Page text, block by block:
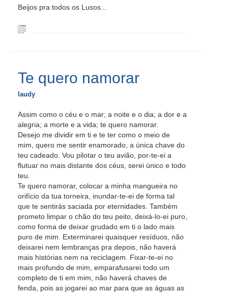
Beijos pra todos os Lusos...
Te quero namorar
laudy
Assim como o céu e o mar; a noite e o dia; a dor e a
alegria; a morte e a vida; te quero namorar.
Desejo me dividir em ti e te ter como o meio de
mim, quero me sentir enamorado, a única chave do
teu cadeado. Vou pilotar o teu avião, por-te-ei a
flutuar no mais distante dos céus, serei único e todo
teu.
Te quero namorar, colocar a minha mangueira no
orifício da tua torneira, inundar-te-ei de forma tal
que te sentirás saciada por eternidades. Também
prometo limpar o chão do teu peito, deixá-lo-ei puro,
como forma de deixar grudado em ti o lado mais
puro de mim. Exterminarei quaisquer resíduos, não
deixarei nem lembranças pra depois, não haverá
mais histórias nem na reciclagem. Fixar-te-ei no
mais profundo de mim, emparafusarei todo um
completo de ti em mim, não haverá chaves de
fenda, pois as jogarei ao mar para que as águas as